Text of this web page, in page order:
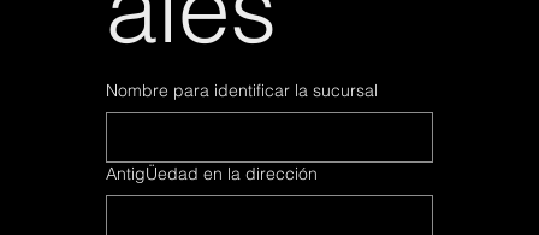
Nombre para identificar la sucursal
AntigÜedad en la dirección
Nombre para identificar la sucursal
AntigÜedad en la dirección